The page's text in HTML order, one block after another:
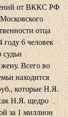
от ВККС РФ
отца
году 6 человек
судьи
Всего во
находится
которые Н.Я.
Н.Я. щедро
за 1 миллион